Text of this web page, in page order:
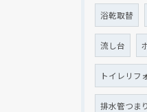
浴乾取替
流し台
トイレリフ
排水管つまり